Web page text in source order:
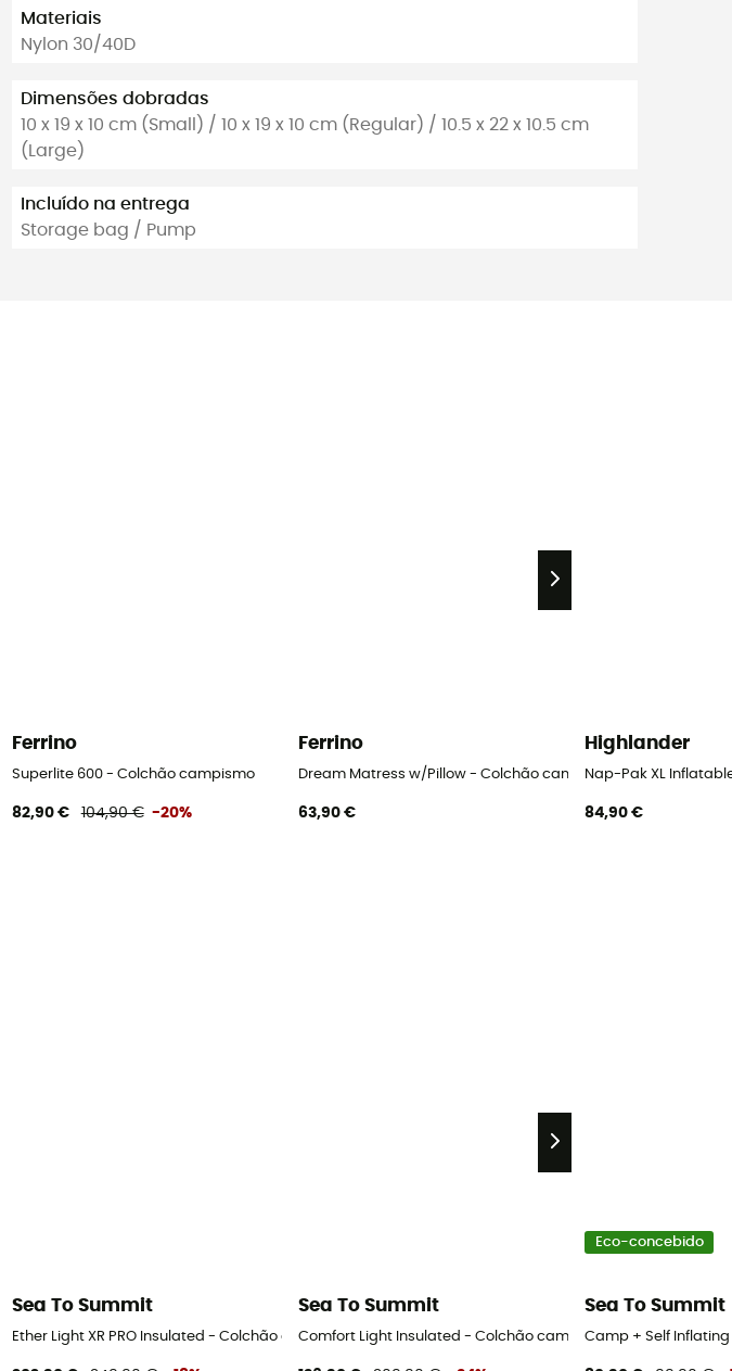
Materiais
Nylon 30/40D
Dimensões dobradas
10 x 19 x 10 cm (Small) / 10 x 19 x 10 cm (Regular) / 10.5 x 22 x 10.5 cm
(Large)
Incluído na entrega
Storage bag / Pump
Ferrino
Superlite 600 - Colchão campismo
82,90 € 104,90 € -20%
Ferrino
Dream Matress w/Pillow - Colchão campismo
63,90 €
Highlander
Nap-Pak XL
84,90 €
Sea To Summit
Ether Light XR PRO Insulated - Colchão campismo
Sea To Summit
Comfort Light Insulated - Colchão campismo
Eco-concebido
Sea To Summit
Camp + Self